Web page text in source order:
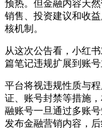
预热。但金融内容天
销售、投资建议和收
核机制。
从这次公告看，小红
篇笔记违规扩展到账
平台将视违规性质与
证、账号封禁等措施
融账号一旦通过多账
发布金融营销内容，